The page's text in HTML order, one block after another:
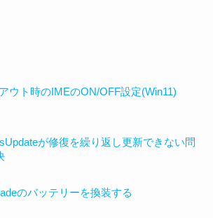
ウト時のIMEのON/OFF設定(Win11)
が修復を繰り返し更新できない問
のバッテリーを換装する